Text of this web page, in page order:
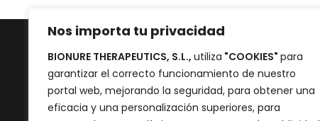
Nos importa tu privacidad
BIONURE THERAPEUTICS, S.L., utiliza "COOKIES" para
garantizar el correcto funcionamiento de nuestro
portal web, mejorando la seguridad, para obtener una
eficacia y una personalización superiores, para